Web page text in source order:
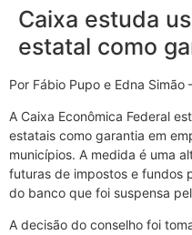
Caixa estuda
estatal como
Por Fábio Pupo e Edna Simão
A Caixa Econômica Federal
estatais como garantia em
municípios. A medida é uma
futuras de impostos e fundos
do banco que foi suspensa
A decisão do conselho foi